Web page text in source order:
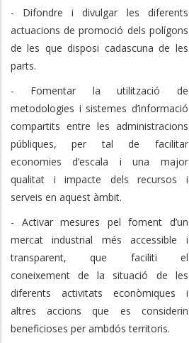
- Difondre i divulgar les diferents
actuacions de promoció dels polígons
de les que disposi cadascuna de les
parts.
- Fomentar la utilització de
metodologies i sistemes d’informació
compartits entre les administracions
públiques, per tal de facilitar
economies d’escala i una major
qualitat i impacte dels recursos i
serveis en aquest àmbit.
- Activar mesures pel foment d’un
mercat industrial més accessible i
transparent, que faciliti el
coneixement de la situació de les
diferents activitats econòmiques i
altres accions que es considerin
beneficioses per ambdós territoris.